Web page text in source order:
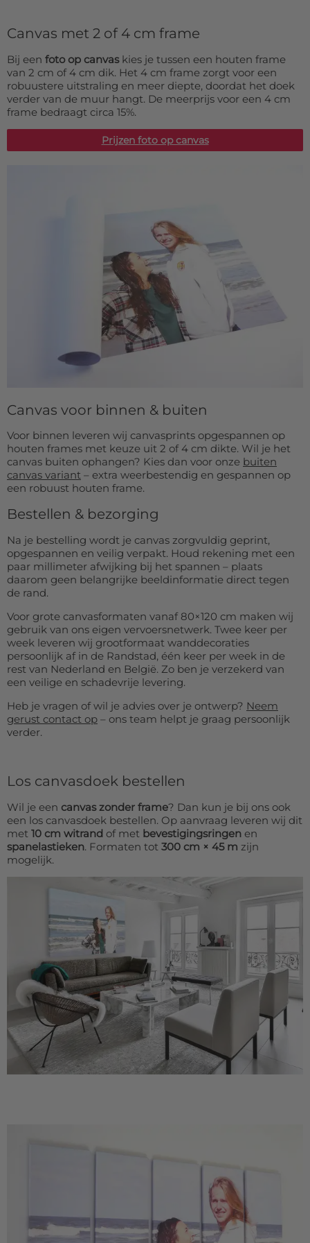
Canvas met 2 of 4 cm frame
Bij een foto op canvaskies je tussen een houten frame
van 2 cm of 4 cm dik. Het 4 cm frame zorgt voor een
robuustere uitstraling en meer diepte, doordat het doek
verder van de muur hangt. De meerprijs voor een 4 cm
frame bedraagt circa 15%.
Prijzen foto op canvas
Canvas voor binnen & buiten
Voor binnen leveren wij canvasprints opgespannen op
houten frames met keuze uit 2 of 4 cm dikte. Wil je het
canvas buiten ophangen? Kies dan voor onze buiten
canvas variant – extra weerbestendig en gespannen op
een robuust houten frame.
Bestellen & bezorging
Na je bestelling wordt je canvas zorgvuldig geprint,
opgespannen en veilig verpakt. Houd rekening met een
paar millimeter afwijking bij het spannen – plaats
daarom geen belangrijke beeldinformatie direct tegen
de rand.
Voor grote canvasformaten vanaf 80×120 cm maken wij
gebruik van ons eigen vervoersnetwerk. Twee keer per
week leveren wij grootformaat wanddecoraties
persoonlijk af in de Randstad, één keer per week in de
rest van Nederland en België. Zo ben je verzekerd van
een veilige en schadevrije levering.
Heb je vragen of wil je advies over je ontwerp? Neem
gerust contact op – ons team helpt je graag persoonlijk
verder.
Los canvasdoek bestellen
Wil je een canvas zonder frame? Dan kun je bij ons ook
een los canvasdoek bestellen. Op aanvraag leveren wij dit
met 10 cm witrand of met bevestigingsringen en
spanelastieken. Formaten tot 300 cm × 45 m zijn
mogelijk.